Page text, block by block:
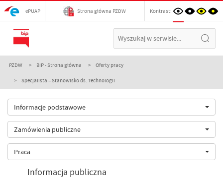
ePUAP Strona główna PZDW Kontrast:
PZDW BIP - Strona główna Oferty pracy
Specjalista – Stanowisko ds. Technologii
Informacje podstawowe
Zamówienia publiczne
Praca
Informacja publiczna